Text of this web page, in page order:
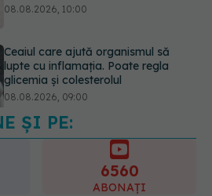
08.08.2026, 09:00
Primele 1.000 de zile ar putea
decide sănătatea creierului pentru
întreaga viață
08.08.2026, 12:00
ȘI PE:
6560
ABONAȚI